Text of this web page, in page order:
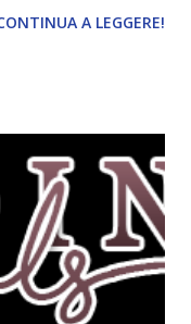
Vi ho segnalato
sono
ho letto pochi libri
Attraverso il
Qualsiasi
storia delle
A LEGGERE!